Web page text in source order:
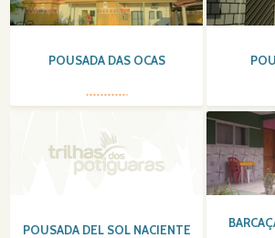
POUSADA DAS OCAS
POUSADA DEL SOL NACIENTE